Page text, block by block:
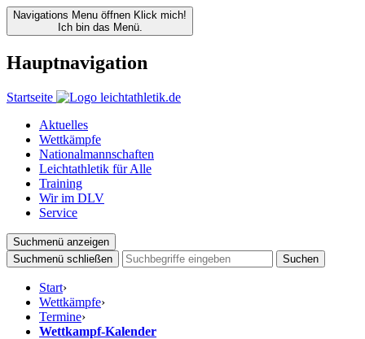
Navigations Menu öffnen Klick mich!
Ich bin das Menü.
Hauptnavigation
Startseite
Aktuelles
Wettkämpfe
Nationalmannschaften
Leichtathletik für Alle
Training
Wir im DLV
Service
Suchmenü anzeigen
Suchmenü schließen
Suchen
Start›
Wettkämpfe›
Termine›
Wettkampf-Kalender